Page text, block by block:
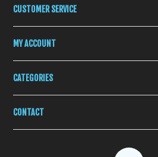
CUSTOMER SERVICE
MY ACCOUNT
CATEGORIES
CONTACT